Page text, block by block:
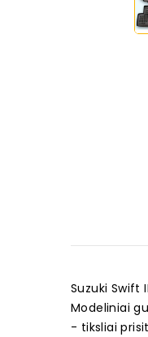
Suzuki Swift
Modeliniai
- tiksliai